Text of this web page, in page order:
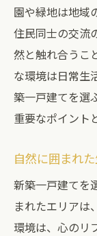
園や緑地は地域
住民同士の交流
然と触れ合うこ
な環境は日常生
築一戸建てを選
重要なポイント
自然に囲まれ
新築一戸建てを
まれたエリアは
環境は、心のリ